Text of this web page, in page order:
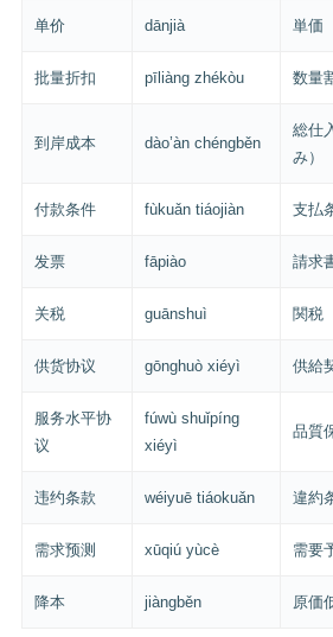
单价 dānjià 単価
批量折扣 pīliàng zhékòu 数量
到岸成本 dào’àn chéngběn
総仕
み）
付款条件 fùkuǎn tiáojiàn 支払
发票 fāpiào 請求
关税 guānshuì 関税
供货协议 gōnghuò xiéyì 供給
服务水平协
议
fúwù shuǐpíng
xiéyì
品質
违约条款 wéiyuē tiáokuǎn 違約
需求预测 xūqiú yùcè 需要
降本 jiàngběn 原価